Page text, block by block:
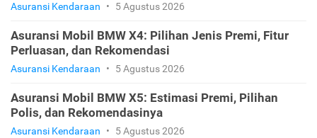
Asuransi Kendaraan • 5 Agustus 2026
Asuransi Mobil BMW X4: Pilihan Jenis Premi, Fitur
Perluasan, dan Rekomendasi
Asuransi Kendaraan • 5 Agustus 2026
Asuransi Mobil BMW X5: Estimasi Premi, Pilihan
Polis, dan Rekomendasinya
Asuransi Kendaraan • 5 Agustus 2026